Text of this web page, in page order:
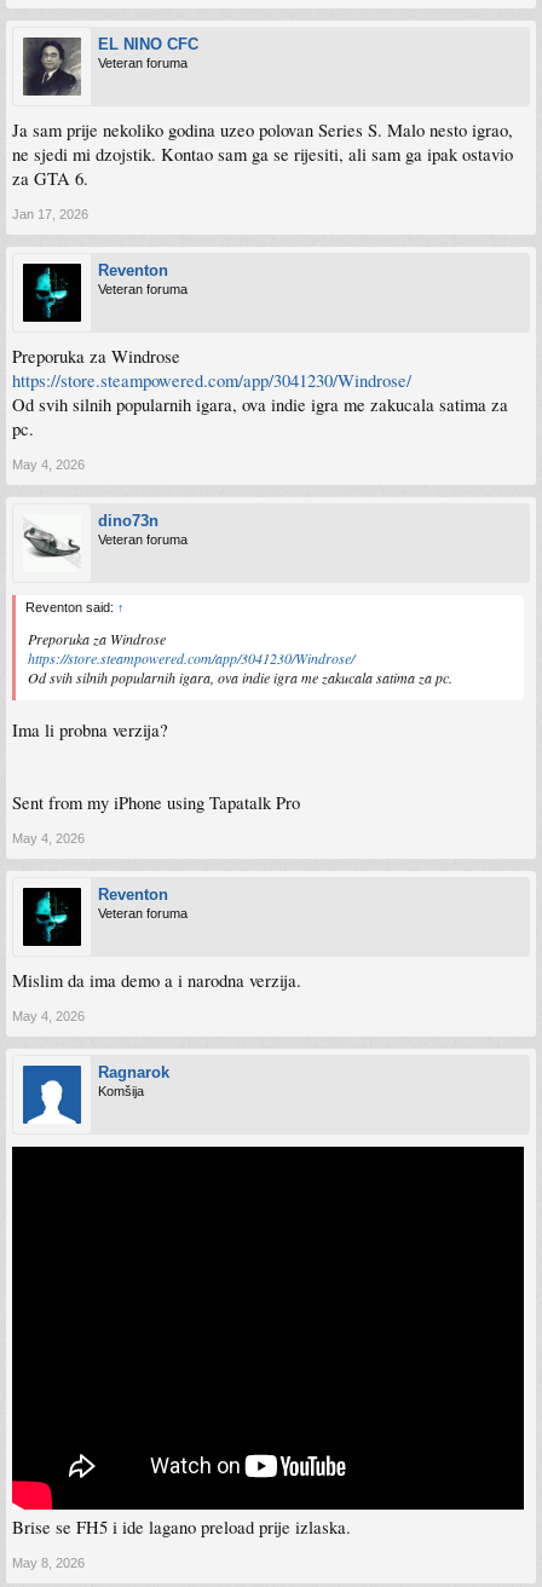
EL NINO CFC
Veteran foruma
Ja sam prije nekoliko godina uzeo polovan Series S. Malo nesto igrao,
ne sjedi mi dzojstik. Kontao sam ga se rijesiti, ali sam ga ipak ostavio
za GTA 6.
Jan 17, 2026
Reventon
Veteran foruma
Preporuka za Windrose
https://store.steampowered.com/app/3041230/Windrose/
Od svih silnih popularnih igara, ova indie igra me zakucala satima za
pc.
May 4, 2026
dino73n
Veteran foruma
Reventon said: ↑
Preporuka za Windrose
https://store.steampowered.com/app/3041230/Windrose/
Od svih silnih popularnih igara, ova indie igra me zakucala satima za pc.
Ima li probna verzija?
Sent from my iPhone using Tapatalk Pro
May 4, 2026
Reventon
Veteran foruma
Mislim da ima demo a i narodna verzija.
May 4, 2026
Ragnarok
Komšija
Brise se FH5 i ide lagano preload prije izlaska.
May 8, 2026